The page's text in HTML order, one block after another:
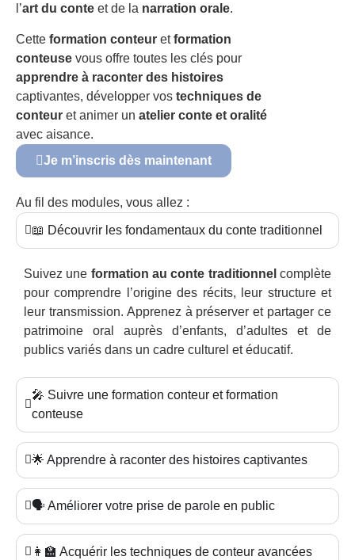
l’art du conte et de la narration orale.
Cette formation conteur etformation
conteuse vous offre toutes les clés pour
apprendre à raconter des histoires
captivantes, développer vos techniques de
conteur et animer un atelier conte et oralité
avec aisance.
Je m’inscris dès maintenant
Au fil des modules, vous allez :
📖 Découvrir les fondamentaux du conte traditionnel
Suivez une formation au conte traditionnel complète
pour comprendre l’origine des récits, leur structure et
leur transmission. Apprenez à préserver et partager ce
patrimoine oral auprès d’enfants, d’adultes et de
publics variés dans un cadre culturel et éducatif.
🎤 Suivre une formation conteur et formation
conteuse
🌟 Apprendre à raconter des histoires captivantes
🗣️ Améliorer votre prise de parole en public
👩‍🏫 Acquérir les techniques de conteur avancées